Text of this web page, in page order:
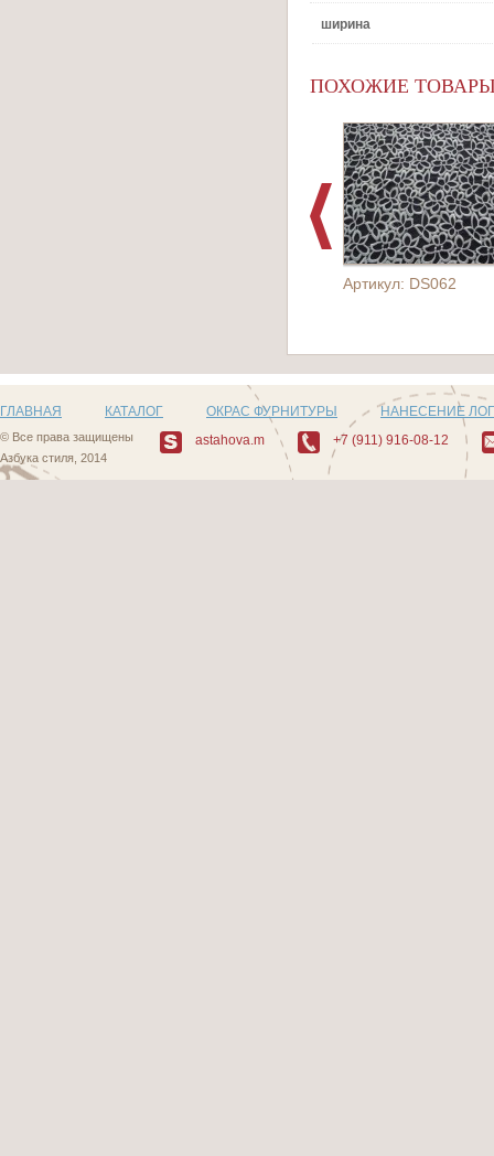
ширина
ПОХОЖИЕ
Артикул: DS062
ГЛАВНАЯ КАТАЛОГ ОКРАС ФУРНИТУРЫ НАНЕСЕНИЕ
© Все права защищены
Азбука стиля, 2014
astahova.m +7 (911) 916-08-12